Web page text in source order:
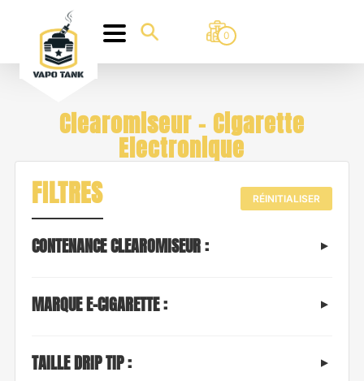
0
Clearomiseur - Cigarette
Electronique
FILTRES RÉINITIALISER
CONTENANCE CLEAROMISEUR :
MARQUE E-CIGARETTE :
TAILLE DRIP TIP :